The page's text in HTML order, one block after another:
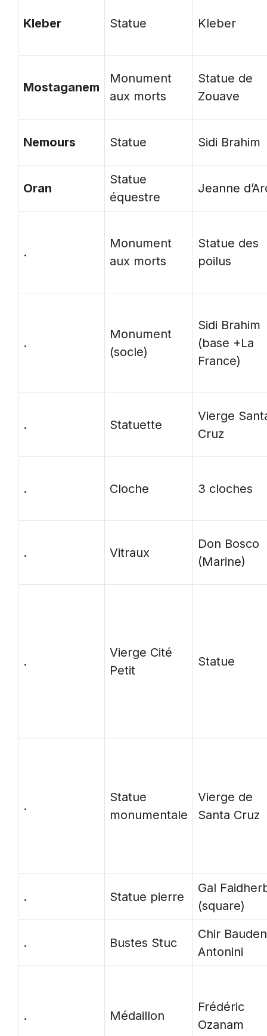
Kleber Statue Kleber
Mostaganem
Monument
aux morts
Statue de
Zouave
Nemours Statue Sidi Brahim
Oran
Statue
équestre
Jeanne
.
Monument
aux morts
Statue des
poilus
.
Monument
(socle)
Sidi Brahim
(base +La
France)
. Statuette
Vierge
Cruz
. Cloche 3 cloches
. Vitraux
Don Bosco
(Marine)
.
Vierge Cité
Petit
Statue
.
Statue
monumentale
Vierge de
Santa Cruz
. Statue pierre
Gal
(square)
. Bustes Stuc
Chir
Antonini
. Médaillon
Frédéric
Ozanam